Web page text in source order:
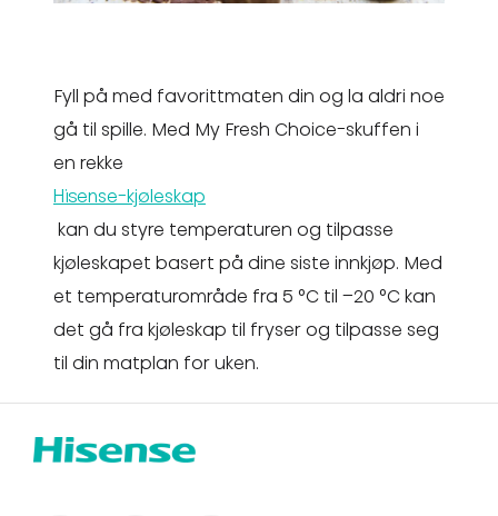
Fyll på med favorittmaten din og la aldri noe
gå til spille. Med My Fresh Choice-skuffen i
en rekke
Hisense-kjøleskap
kan du styre temperaturen og tilpasse
kjøleskapet basert på dine siste innkjøp. Med
et temperaturområde fra 5 °C til –20 °C kan
det gå fra kjøleskap til fryser og tilpasse seg
til din matplan for uken.